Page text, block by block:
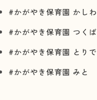
#かがやき保育園 かしわ
#かがやき保育園 つくば
#かがやき保育園 とりで
#かがやき保育園 みと